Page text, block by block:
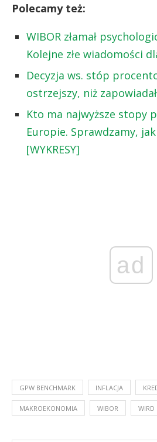
Polecamy też:
WIBOR złamał
Kolejne złe wiadomości
Decyzja ws. stóp
ostrzejszy, niż zapowiadał
Kto ma najwyższe stopy
Europie. Sprawdzamy,
[WYKRESY]
ad
GPW BENCHMARK INFLACJA
MAKROEKONOMIA WIBOR WIRD